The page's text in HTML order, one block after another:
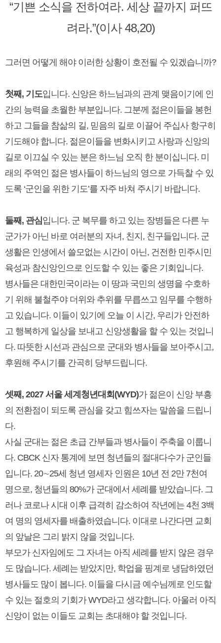
“기쁜 소식을 전하여라. 세상 끝까지 퍼뜨
려라.”(이사 48,20)
그러면 어떻게 해야 이러한 상황이 호전될 수 있겠습니까?
첫째, 기도입니다. 신앙은 하느님과의 관계 맺음이기에 인
간의 능력을 초월한 부분입니다. 그분께 젊은이들을 봉헌
하고 그들을 참삶의 길, 믿음의 길로 이끌어 주십사 항구히
기도해야 합니다. 젊은이들을 변화시키고 사랑과 신앙의
길로 이끄실 수 있는 분은 하느님 오직 한 분이십니다. 미
래의 주역인 젊은 병사들이 하느님의 영으로 가득찰 수 있
도록 ‘군인을 위한 기도’를 자주 바쳐 주시기 바랍니다.
둘째, 관심 입니다. 군 복무를 하고 있는 장병들은 다른 누
군가가 아닌 바로 여러분의 자녀, 친지, 친구들입니다. 군
생활은 인생에서 쓸모없는 시간이 아닌, 건전한 민주시민
육성과 참신앙인으로 인도할 수 있는 좋은 기회입니다.
병사들은 대한민국이라는 이 땅과 국민의 생명을 수호하
기 위해 불철주야 더위와 추위를 무릅쓰고 임무를 수행하
고 있습니다. 이들이 있기에 오늘 이 시간, 우리가 안전하
고 행복하게 일상을 보내고 신앙생활을 할 수 있는 것입니
다. 따뜻한 시선과 관심으로 군대와 병사들을 보아주시고,
후원해 주시기를 간곡히 당부드립니다.
셋째, 2027 서울 세계청년대회(WYD)가 젊은이 신앙 부흥
의 전환점이 되도록 관심을 갖고 힘쓰자는 말씀을 드립니
다.
사실 군대는 젊은 초급 간부들과 병사들이 주축을 이룹니
다. CBCK 신자 통계에 보면 청년들의 절대다수가 군인들
입니다. 20∼25세 청년 영세자 인원은 10년 전 2만 7천여
명으로, 청년들의 80%가 군대에서 세례를 받았습니다. 그
러나 코로나 시대 이후 급격히 감소하여 작년에는 4천 3백
여 명의 영세자를 배출하였습니다. 이대로 나간다면 교회
의 앞날은 그리 밝지 않을 것입니다.
부모가 신자임에도 그 자녀는 아직 세례를 받지 않은 경우
도 많습니다. 세례는 받았지만, 학업을 핑계로 냉담하였던
병사들도 많이 봅니다. 이들을 다시금 예수님께로 인도할
수 있는 절호의 기회가 WYD라고 생각합니다. 아울러 아직
신앙이 없는 이들도 교회는 초대해야 할 것입니다.